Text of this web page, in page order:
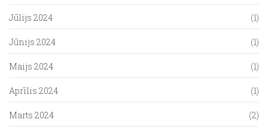
Jūlijs 2024 (1)
Jūnijs 2024 (1)
Maijs 2024 (1)
Aprīlis 2024 (1)
Marts 2024 (2)